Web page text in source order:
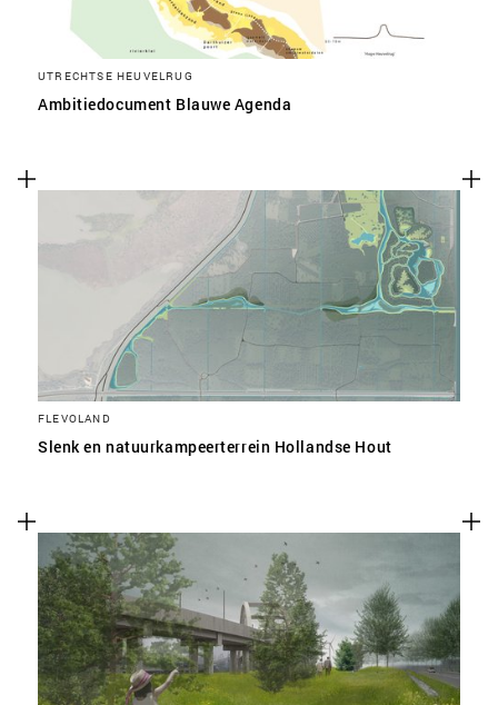
UTRECHTSE HEUVELRUG
Ambitiedocument Blauwe Agenda
FLEVOLAND
Slenk en natuurkampeerterrein Hollandse Hout